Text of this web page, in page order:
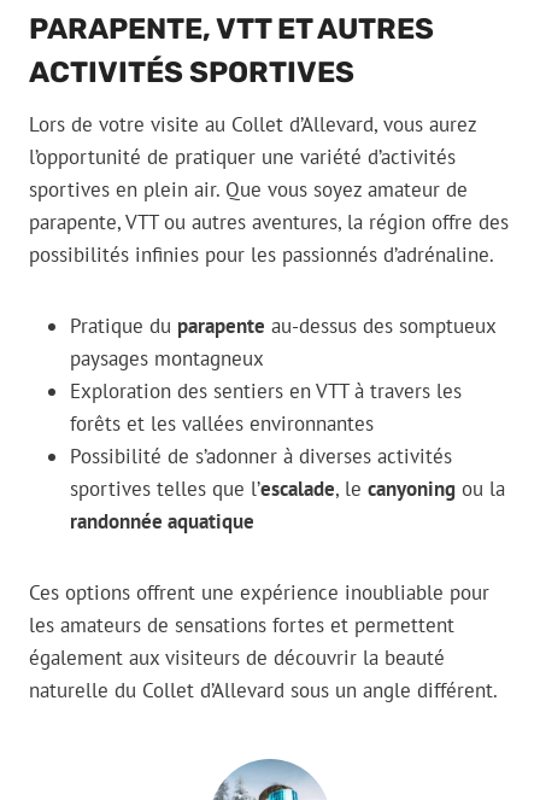
PARAPENTE, VTT ET AUTRES
ACTIVITÉS SPORTIVES
Lors de votre visite au Collet d’Allevard, vous aurez
l’opportunité de pratiquer une variété d’activités
sportives en plein air. Que vous soyez amateur de
parapente, VTT ou autres aventures, la région offre des
possibilités infinies pour les passionnés d’adrénaline.
Pratique du parapente au-dessus des somptueux
paysages montagneux
Exploration des sentiers en VTT à travers les
forêts et les vallées environnantes
Possibilité de s’adonner à diverses activités
sportives telles que l’escalade, le canyoning ou la
randonnée aquatique
Ces options offrent une expérience inoubliable pour
les amateurs de sensations fortes et permettent
également aux visiteurs de découvrir la beauté
naturelle du Collet d’Allevard sous un angle différent.